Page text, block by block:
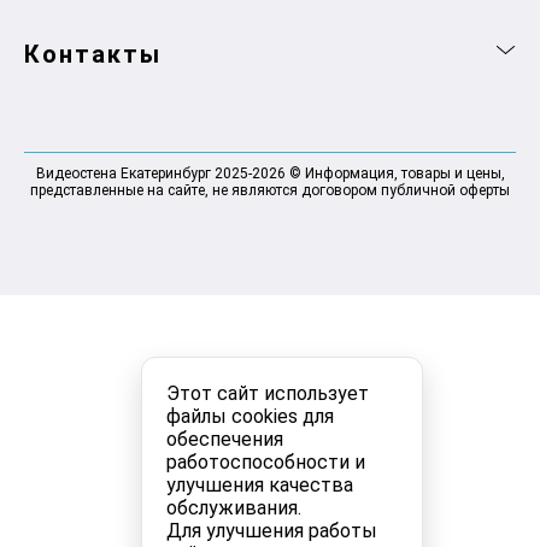
Этот сайт использует
файлы cookies для
обеспечения
работоспособности и
улучшения качества
обслуживания.
Для улучшения работы
Контакты
Видеостена Екатеринбург 2025-2026 © Информация, товары и цены,
представленные на сайте, не являются договором публичной оферты